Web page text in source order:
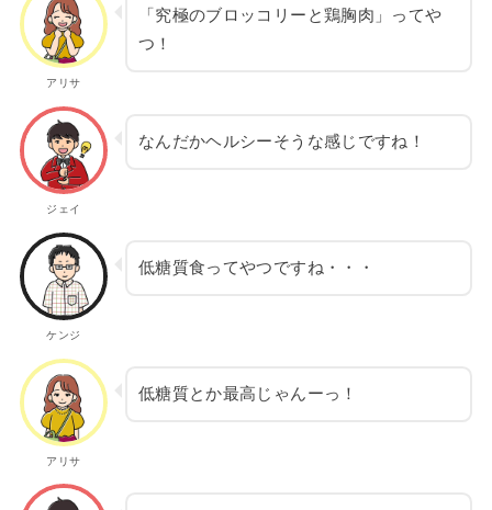
アリサ
「究極のブロッコリーと鶏胸肉」ってや
つ！
ジェイ
なんだかヘルシーそうな感じですね！
ケンジ
低糖質食ってやつですね・・・
アリサ
低糖質とか最高じゃんーっ！